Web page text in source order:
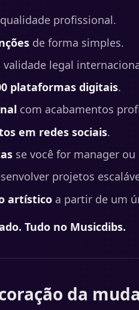
profissional.
de forma simples.
validade legal
plataformas digitais.
com acabamentos
em redes sociais.
se você for manager ou
projetos
artísticoa partir de um
Tudo no Musicdibs.
da